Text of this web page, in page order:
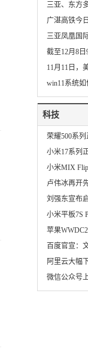
三亚、东方
广湛高铁今
三亚凤凰国
截至12月8
11月11日，
win11系统
科技
荣耀500系
小米17系列
小米MIX
卢伟冰再开
刘强东宣布
小米平板7S
苹果
百度官宣：
阿里云大幅
微信公众号